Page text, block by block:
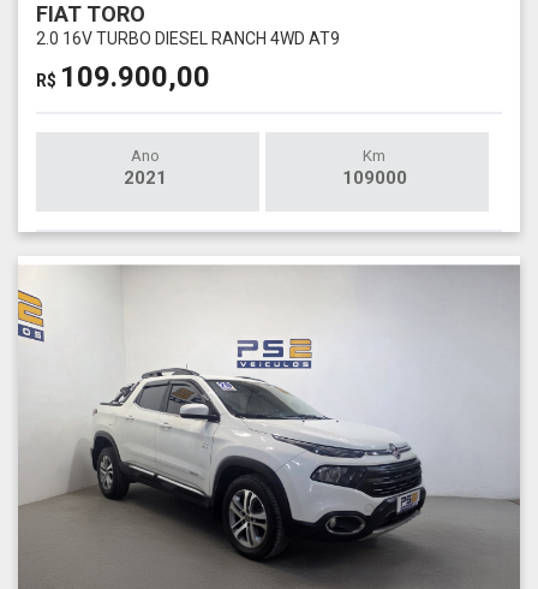
FIAT TORO
2.0 16V TURBO DIESEL RANCH 4WD AT9
R$ 109.900,00
Ano
2021
Km
109000